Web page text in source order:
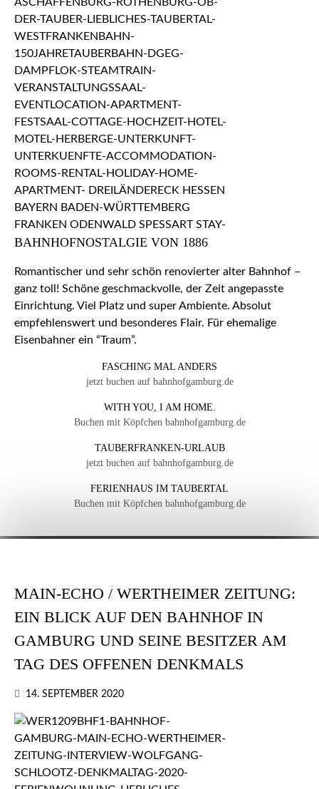
BAHNHOFNOSTALGIE VON 1886
Romantischer und sehr schön renovierter alter Bahnhof –
ganz toll! Schöne geschmackvolle, der Zeit angepasste
Einrichtung. Viel Platz und super Ambiente. Absolut
empfehlenswert und besonderes Flair. Für ehemalige
Eisenbahner ein “Traum”.
FASCHING MAL ANDERS
jetzt buchen auf bahnhofgamburg.de
WITH YOU, I AM HOME.
Buchen mit Köpfchen bahnhofgamburg.de
TAUBERFRANKEN-URLAUB
jetzt buchen auf bahnhofgamburg.de
FERIENHAUS IM TAUBERTAL
Buchen mit Köpfchen bahnhofgamburg.de
MAIN-ECHO / WERTHEIMER ZEITUNG:
EIN BLICK AUF DEN BAHNHOF IN
GAMBURG UND SEINE BESITZER AM
TAG DES OFFENEN DENKMALS
14. SEPTEMBER 2020